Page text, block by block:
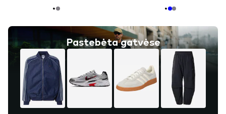
Pastebėta gatvėse